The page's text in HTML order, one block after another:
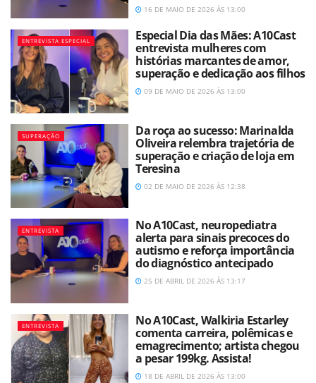
16 DE MAIO DE 2026 ÀS 13:00
ENTREVISTA ESPECIAL
Especial Dia das Mães: A10Cast
entrevista mulheres com
histórias marcantes de amor,
superação e dedicação aos filhos
09 DE MAIO DE 2026 ÀS 13:00
SUPERAÇÃO
Da roça ao sucesso: Marinalda
Oliveira relembra trajetória de
superação e criação de loja em
Teresina
02 DE MAIO DE 2026 ÀS 12:38
ENTREVISTA
No A10Cast, neuropediatra
alerta para sinais precoces do
autismo e reforça importância
do diagnóstico antecipado
25 DE ABRIL DE 2026 ÀS 13:17
ENTREVISTA
No A10Cast, Walkiria Estarley
comenta carreira, polêmicas e
emagrecimento; artista chegou
a pesar 199kg. Assista!
18 DE ABRIL DE 2026 ÀS 13:00